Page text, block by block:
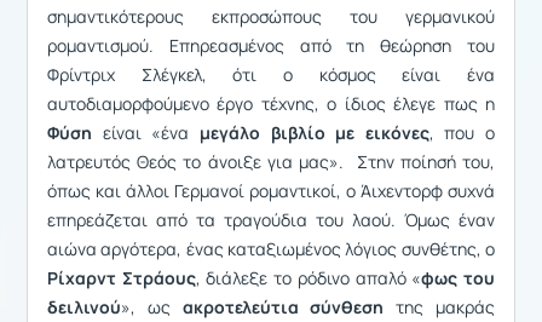
σημαντικότερους εκπροσώπους του γερμανικού
ρομαντισμού. Επηρεασμένος από τη θεώρηση του
Φρίντριχ Σλέγκελ, ότι ο κόσμος είναι ένα
αυτοδιαμορφούμενο έργο τέχνης, ο ίδιος έλεγε πως η
Φύση είναι «ένα μεγάλο βιβλίο με εικόνες, που ο
λατρευτός Θεός το άνοιξε για μας». Στην ποίησή του,
όπως και άλλοι Γερμανοί ρομαντικοί, ο Άιχεντορφ συχνά
επηρεάζεται από τα τραγούδια του λαού. Όμως έναν
αιώνα αργότερα, ένας καταξιωμένος λόγιος συνθέτης, ο
Ρίχαρντ Στράους, διάλεξε το ρόδινο απαλό «φως του
δειλινού», ως ακροτελεύτια σύνθεση της μακράς